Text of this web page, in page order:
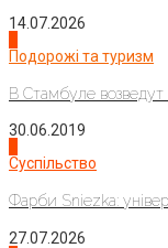
14.07.2026
Подорожі та туризм
В Стамбуле возведут
30.06.2019
Суспільство
Фарби Sniezka:
27.07.2026